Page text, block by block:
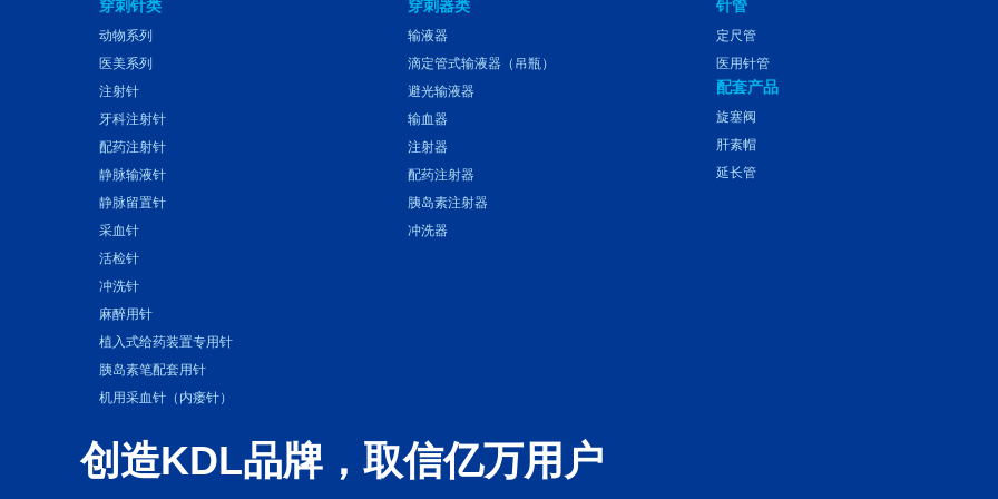
穿刺针类
动物系列
医美系列
注射针
牙科注射针
配药注射针
静脉输液针
静脉留置针
采血针
活检针
冲洗针
麻醉用针
植入式给药装置专用针
胰岛素笔配套用针
机用采血针（内瘘针）
穿刺器类
输液器
滴定管式输液器（吊瓶）
避光输液器
输血器
注射器
配药注射器
胰岛素注射器
冲洗器
针管
定尺管
医用针管
配套产品
旋塞阀
肝素帽
延长管
创造KDL品牌，取信亿万用户